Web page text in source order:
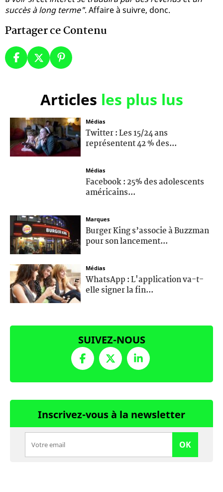
succès à long terme". Affaire à suivre, donc.
Partager ce Contenu
Articles les plus lus
Médias
Twitter : Les 15/24 ans
représentent 42 % des...
Médias
Facebook : 25% des adolescents
américains...
Marques
Burger King s’associe à Buzzman
pour son lancement...
Médias
WhatsApp : L'application va-t-
elle signer la fin...
SUIVEZ-NOUS
Inscrivez-vous à la newsletter
OK